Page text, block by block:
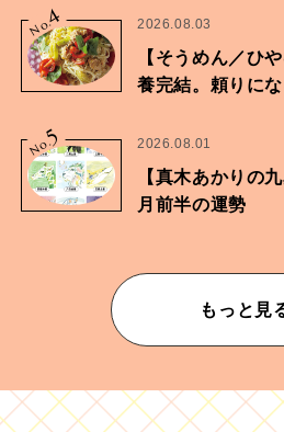
No.
4 2026.08.03
【そうめん／ひ
養完結。頼りに
No.
5 2026.08.01
【真木あかりの
月前半の運勢
もっと見